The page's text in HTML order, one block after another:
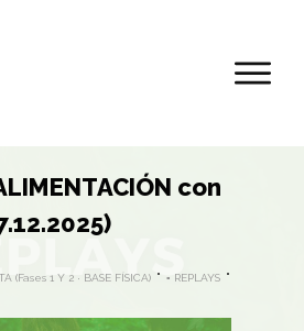
con
(Fases 1 Y 2 · BASE FÍSICA) ▪️ REPLAYS